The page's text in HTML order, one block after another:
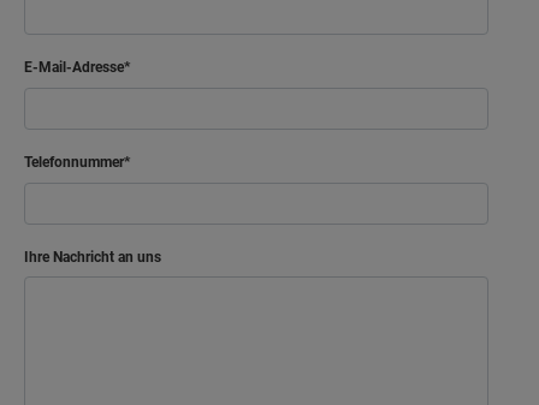
E-Mail-Adresse
Telefonnummer
Ihre Nachricht an uns